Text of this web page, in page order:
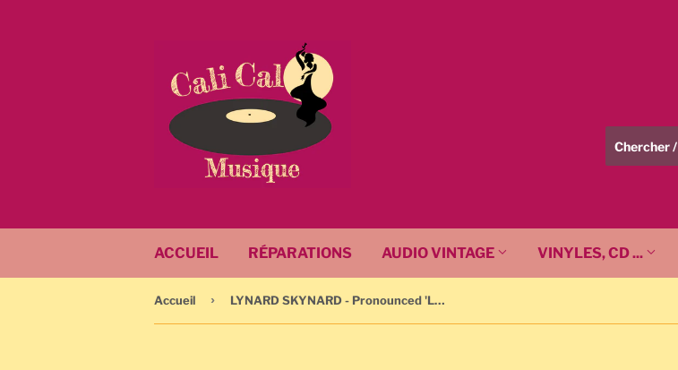
ACCUEIL RÉPARATIONS AUDIO VINTAGE VINYLES, CD ...
Accueil › LYNARD SKYNARD - Pronounced 'Lĕh-'nérd 'Skin-'nérd (1981) -mcac-37211 - CASSETTE